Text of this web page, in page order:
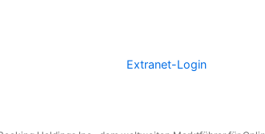
Extranet-Login